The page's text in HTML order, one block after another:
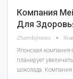
Компания
Для
Zhambylnews
Японская компания-
планирует
шоколада. Компания